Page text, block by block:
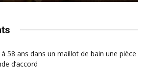
58 ans dans un maillot de bain une pièce
d’accord